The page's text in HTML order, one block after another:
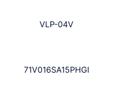
VLP-04V
71V016SA15PHGI